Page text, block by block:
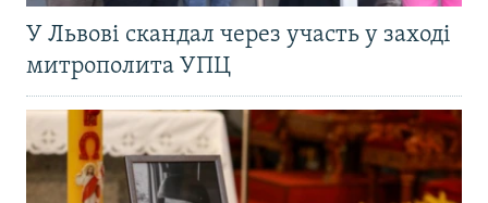
У Львові скандал через участь у заході
митрополита УПЦ